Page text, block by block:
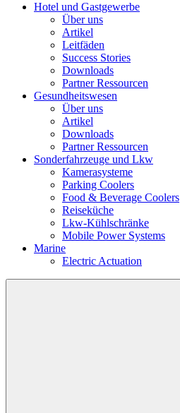
Hotel und Gastgewerbe
Über uns
Artikel
Leitfäden
Success Stories
Downloads
Partner Ressourcen
Gesundheitswesen
Über uns
Artikel
Downloads
Partner Ressourcen
Sonderfahrzeuge und Lkw
Kamerasysteme
Parking Coolers
Food & Beverage Coolers
Reiseküche
Lkw-Kühlschränke
Mobile Power Systems
Marine
Electric Actuation